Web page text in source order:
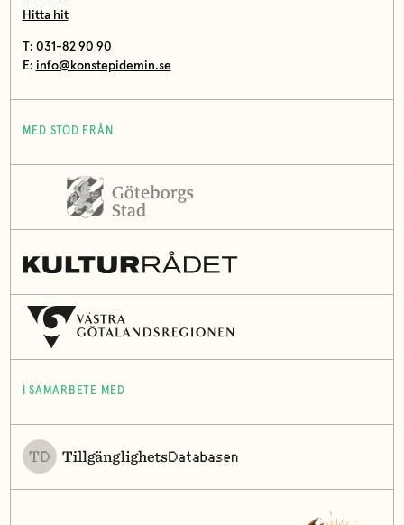
Hitta hit
T: 031-82 90 90
E: info@konstepidemin.se
MED STÖD FRÅN
I SAMARBETE MED